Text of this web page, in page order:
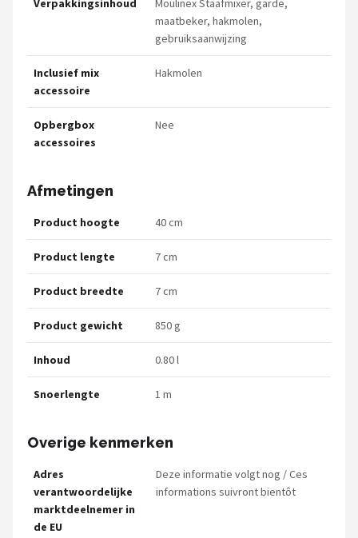
Verpakkingsinhoud
Moulinex Staafmixer, garde,
maatbeker, hakmolen,
gebruiksaanwijzing
Inclusief mix
accessoire
Hakmolen
Opbergbox
accessoires
Nee
Afmetingen
Product hoogte 40 cm
Product lengte 7 cm
Product breedte 7 cm
Product gewicht 850 g
Inhoud 0.80 l
Snoerlengte 1 m
Overige kenmerken
Adres
verantwoordelijke
marktdeelnemer in
de EU
Deze informatie volgt nog / Ces
informations suivront bientôt